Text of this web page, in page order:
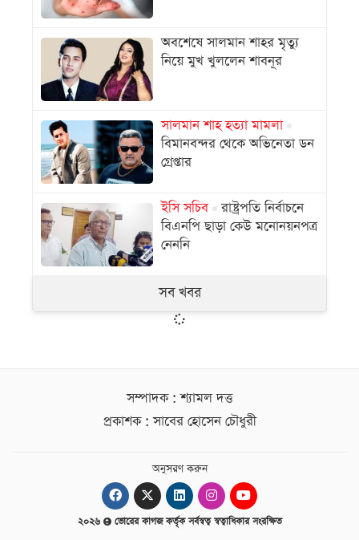
অবশেষে সালমান শাহর মৃত্যু
নিয়ে মুখ খুললেন শাবনূর
সালমান শাহ হত্যা মামলা
বিমানবন্দর থেকে অভিনেতা ডন
গ্রেপ্তার
ইসি সচিব
রাষ্ট্রপতি নির্বাচনে
বিএনপি ছাড়া কেউ মনোনয়নপত্র
নেননি
সব খবর
সম্পাদক : শ্যামল দত্ত
প্রকাশক : সাবের হোসেন চৌধুরী
অনুসরণ করুন
২০২৬ ভোরের কাগজ কর্তৃক সর্বস্বত্ব স্বত্বাধিকার সংরক্ষিত